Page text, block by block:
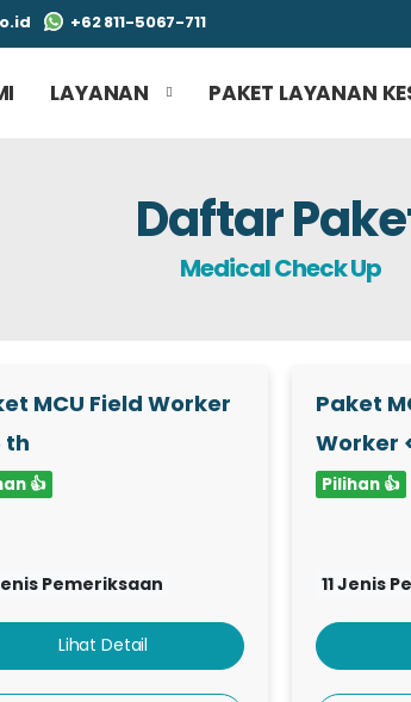
+62 811-5067-711
LAYANAN PAKET LAYANAN
Daftar
Medical Check Up
MCU Field Worker
th
👍
Pemeriksaan
Lihat Detail
Paket
Worker
Pilihan 👍
11 Jenis